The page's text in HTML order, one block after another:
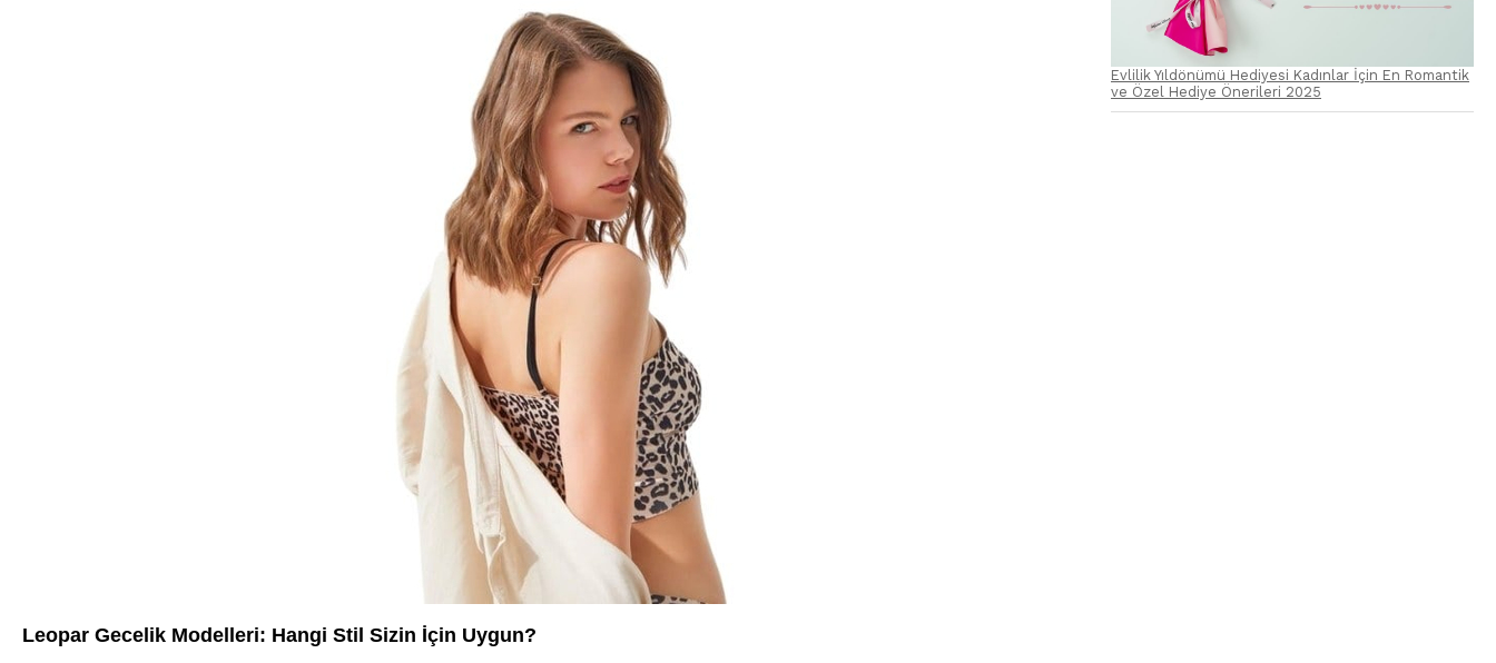
Leopar Gecelik Modelleri: Hangi Stil Sizin İçin Uygun?
Evlilik Yıldönümü Hediyesi Kadınlar İçin En Romantik
ve Özel Hediye Önerileri 2025